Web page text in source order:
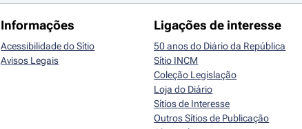
Informações
Acessibilidade do Sítio
Avisos Legais
Ligações de interesse
50 anos do Diário da República
Sítio INCM
Coleção Legislação
Loja do Diário
Sítios de Interesse
Outros Sítios de Publicação